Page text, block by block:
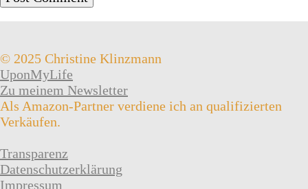
© 2025 Christine Klinzmann
UponMyLife
Zu meinem Newsletter
Als Amazon-Partner verdiene ich an qualifizierten
Verkäufen.
Transparenz
Datenschutzerklärung
Impressum